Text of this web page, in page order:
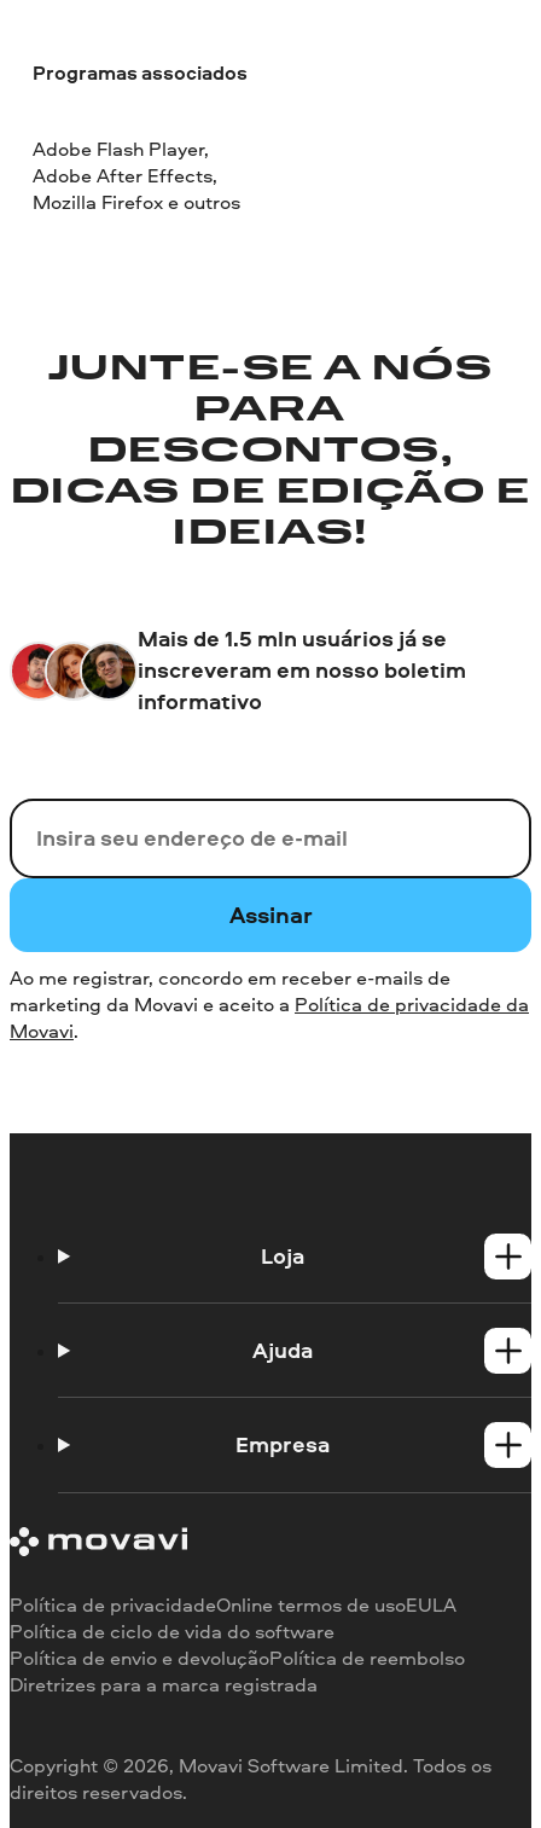
Programas associados
Adobe Flash Player,
Adobe After Effects,
Mozilla Firefox e outros
JUNTE-SE A NÓS
PARA
DESCONTOS,
DICAS DE EDIÇÃO E
IDEIAS!
Mais de 1.5 mln usuários já se
inscreveram em nosso boletim
informativo
Seu e-mail
Assinar
Ao me registrar, concordo em receber e-mails de
marketing da Movavi e aceito a Política de privacidade da
Movavi.
Loja
Produtos para Mac Ajuda
Portal de aprendizagem
Limitações da versão de teste
Reembolso
Empresa
Testemunhos
Por que nos escolher
Para o trabalho
Copyright © 2026, Movavi Software Limited. Todos os
direitos reservados.
Política de privacidadeOnline termos de usoEULA
Política de ciclo de vida do software
Política de envio e devoluçãoPolítica de reembolso
Diretrizes para a marca registrada